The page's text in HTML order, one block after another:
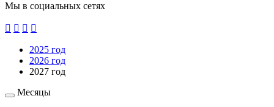
Мы в социальных сетях
   
2025 год
2026 год
2027 год
Свернуть
Месяцы